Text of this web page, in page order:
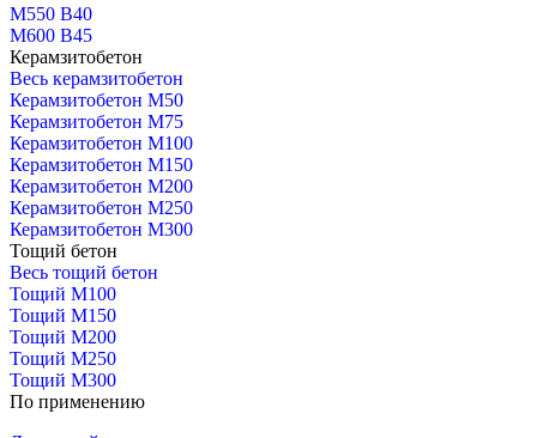
М550 В40
М600 В45
Керамзитобетон
Весь керамзитобетон
Керамзитобетон М50
Керамзитобетон М75
Керамзитобетон М100
Керамзитобетон М150
Керамзитобетон М200
Керамзитобетон М250
Керамзитобетон М300
Тощий бетон
Весь тощий бетон
Тощий М100
Тощий М150
Тощий М200
Тощий М250
Тощий М300
По применению